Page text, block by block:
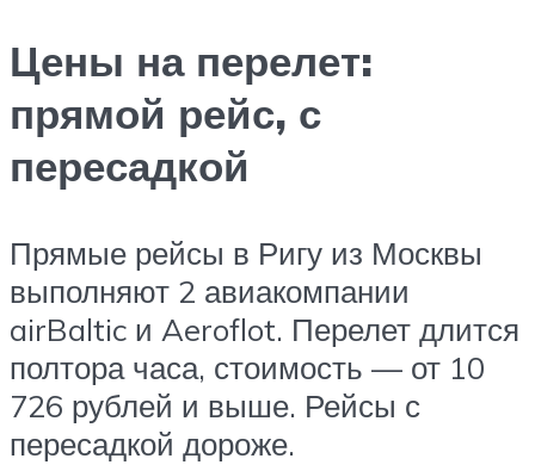
Цены на перелет:
прямой рейс, с
пересадкой
Прямые рейсы в Ригу из Москвы
выполняют 2 авиакомпании
airBaltic и Aeroflot. Перелет длится
полтора часа, стоимость — от 10
726 рублей и выше. Рейсы с
пересадкой дороже.